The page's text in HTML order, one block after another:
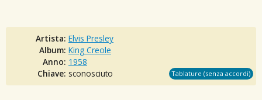
Artista: Elvis Presley
Album: King Creole
Anno: 1958
Chiave: sconosciuto Tablature (senza accordi)